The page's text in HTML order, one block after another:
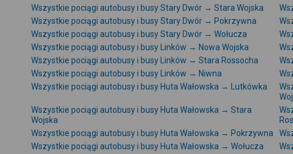
Wszystkie pociągi autobusy i busy Stary Dwór → Stara Wojska
Wszystkie pociągi autobusy i busy Stary Dwór → Pokrzywna
Wszystkie pociągi autobusy i busy Stary Dwór → Wołucza
Wszystkie pociągi autobusy i busy Linków → Nowa Wojska
Wszystkie pociągi autobusy i busy Linków → Stara Rossocha
Wszystkie pociągi autobusy i busy Linków → Niwna
Wszystkie pociągi autobusy i busy Huta Wałowska → Lutkówka
Wszystkie pociągi autobusy i busy Huta Wałowska → Stara
Wojska
Wszystkie pociągi autobusy i busy Huta Wałowska → Pokrzywna
Wszystkie pociągi autobusy i busy Huta Wałowska → Wołucza